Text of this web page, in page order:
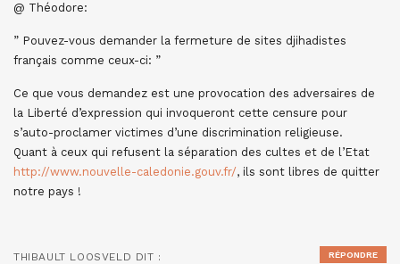
@ Théodore:
” Pouvez-vous demander la fermeture de sites djihadistes
français comme ceux-ci: ”
Ce que vous demandez est une provocation des adversaires de
la Liberté d’expression qui invoqueront cette censure pour
s’auto-proclamer victimes d’une discrimination religieuse.
Quant à ceux qui refusent la séparation des cultes et de l’Etat
http://www.nouvelle-caledonie.gouv.fr/, ils sont libres de quitter
notre pays !
THIBAULT LOOSVELD DIT :
RÉPONDRE